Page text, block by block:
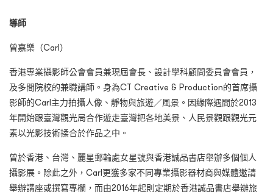
導師
曾嘉樂（Carl）
香港專業攝影師公會會員兼現屆會長、設計學科顧問委員會會員，
及多間院校的兼職講師。身為CT Creative & Production的首席攝
影師的Carl主力拍攝人像、靜物與旅遊／風景。因緣際遇間於2013
年開始跟臺灣觀光局合作遊走臺灣把各地美景、人民景觀跟觀光元
素以光影技術揉合於作品之中。
曾於香港、台灣、麗星郵輪處女星號與香港誠品書店舉辦多個個人
攝影展。除此之外，Carl更獲多家不同專業攝影器材商與媒體邀請
舉辦講座或撰寫專欄，而由2016年起則定期於香港誠品書店舉辦旅